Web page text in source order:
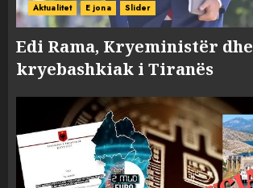
Aktualitet E jona Slider
Edi Rama, Kryeministër dhe
kryebashkiak i Tiranës